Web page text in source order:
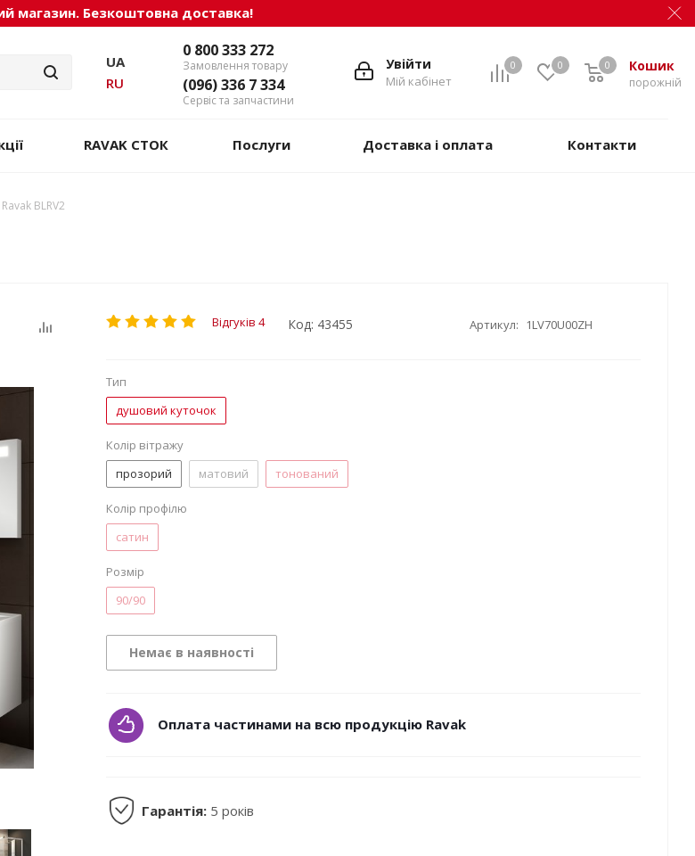
магазин. Безкоштовна доставка!
0 0 Кошик
порожній
0
Увійти
Мій кабінет
0 800 333 272
Замовлення товару
(096) 336 7 334
Сервіс та запчастини
UA
RU
RAVAK СТОК Послуги Доставка і оплата Контакти
BLRV2
Відгуків 4 Код: 43455 Артикул: 1LV70U00ZH
Тип
душовий куточок
Колір вітражу
прозорий
матовий тонований
Колір профілю
сатин
Розмір
90/90
Немає в наявності
Оплата частинами на всю продукцію Ravak
Гарантія: 5 років